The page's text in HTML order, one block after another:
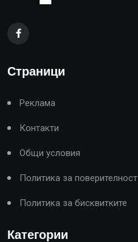
Страници
Реклама
Контакти
Общи условия
Политика за поверителност
Политика за бисквитките
Категории